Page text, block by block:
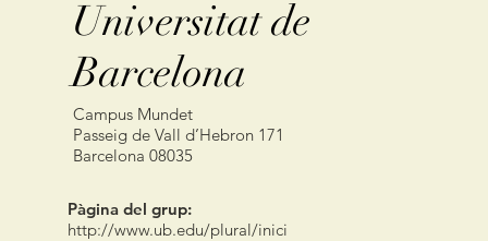
Universitat de
Barcelona
Campus Mundet
Passeig de Vall d’Hebron 171
Barcelona 08035
Pàgina del grup:
http://www.ub.edu/plural/inici